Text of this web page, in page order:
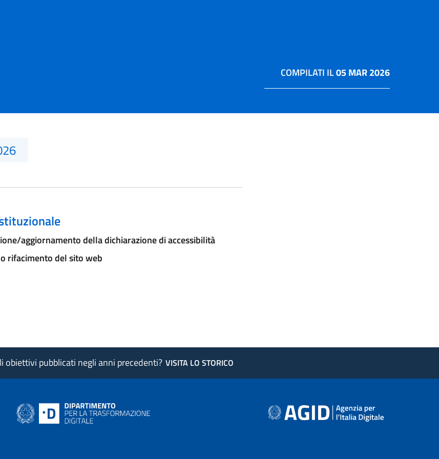
COMPILATI IL05 MAR 2026
aggiornamento della dichiarazione di accessibilità
rifacimento del sito web
obiettivi pubblicati negli anni precedenti? VISITA LO STORICO